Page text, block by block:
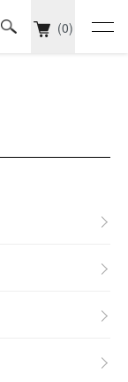
(0)